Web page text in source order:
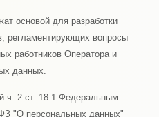
основой для разработки
регламентирующих вопросы
работников Оператора и
данных.
ч. 2 ст. 18.1 Федеральным
"О персональных данных"